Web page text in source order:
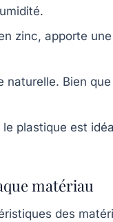
zinc, apporte
naturelle. Bien
plastique est
matériau
des